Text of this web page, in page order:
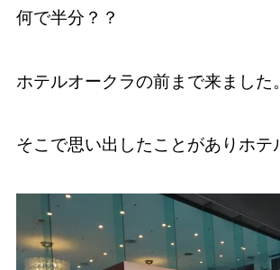
何で半分？？
ホテルオークラの前まで来ました。
そこで思い出したことがありホテ